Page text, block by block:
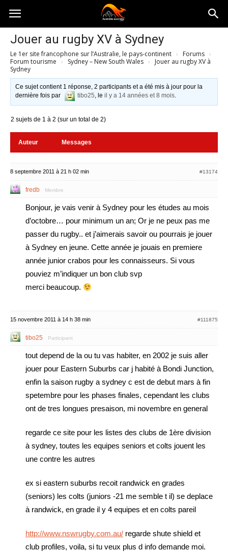
Australia-
australie.com
Jouer au rugby XV à Sydney
Le 1er site francophone sur l’Australie, le pays-continent › Forums ›
Forum tourisme › Sydney – New South Wales ›
Jouer au rugby XV à
Sydney
Ce sujet contient 1 réponse, 2 participants et a été mis à jour pour la
dernière fois par
tibo25, leil y a 14 années et 8 mois.
2 sujets de 1 à 2 (sur un total de 2)
Auteur Messages
8 septembre 2011 à 21 h 02 min #13174
fredb Membre
Bonjour, je vais venir à Sydney pour les études au mois
d’octobre… pour minimum un an; Or je ne peux pas me
passer du rugby.. et j’aimerais savoir ou pourrais je jouer
à Sydney en jeune. Cette année je jouais en premiere
année junior crabos pour les connaisseurs. Si vous
pouviez m’indiquer un bon club svp
merci beaucoup.
15 novembre 2011 à 14 h 38 min #111875
tibo25 Participant
tout depend de la ou tu vas habiter, en 2002 je suis aller
jouer pour Eastern Suburbs car j habité à Bondi Junction,
enfin la saison rugby a sydney c est de debut mars à fin
spetembre pour les phases finales, cependant les clubs
ont de tres longues presaison, mi novembre en general
regarde ce site pour les listes des clubs de 1ère division
à sydney, toutes les equipes seniors et colts jouent les
une contre les autres
ex si eastern suburbs recoit randwick en grades
(seniors) les colts (juniors -21 me semble t il) se deplace
à randwick, en grade il y 4 equipes et en colts pareil
http://www.nswrugby.com.au/ regarde shute shield et
club profiles, voila, si tu veux plus d info demande moi.